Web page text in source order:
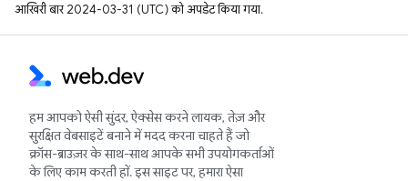
आखिरी बार 2024-03-31 (UTC) को अपडेट किया गया.
हम आपको ऐसी सुंदर, ऐक्सेस करने लायक, तेज़ और
सुरक्षित वेबसाइटें बनाने में मदद करना चाहते हैं जो
क्रॉस-ब्राउज़र के साथ-साथ आपके सभी उपयोगकर्ताओं
के लिए काम करती हों. इस साइट पर, हमारा ऐसा